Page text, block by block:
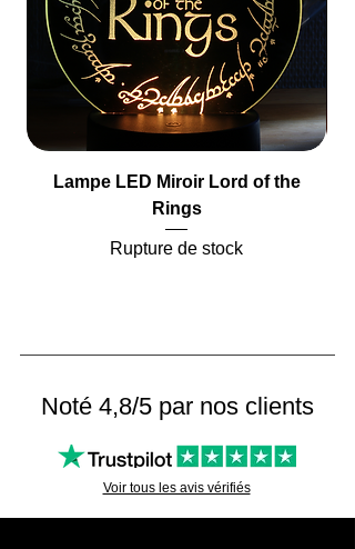
Lampe LED Miroir Lord of the
Rings
Rupture de stock
Noté 4,8/5 par nos clients
Voir tous les avis vérifiés